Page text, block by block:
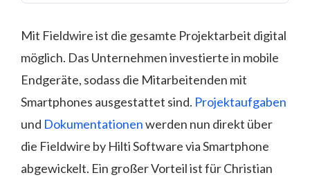
Mit Fieldwire ist die gesamte Projektarbeit digital
möglich. Das Unternehmen investierte in mobile
Endgeräte, sodass die Mitarbeitenden mit
Smartphones ausgestattet sind. Projektaufgaben
und Dokumentationenwerden nun direkt über
die Fieldwire by Hilti Software via Smartphone
abgewickelt. Ein großer Vorteil ist für Christian